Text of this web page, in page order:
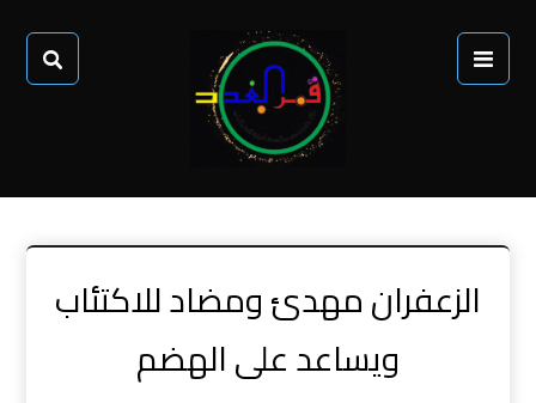
الزعفران مهدئ ومضاد للاكتئاب
ويساعد على الهضم